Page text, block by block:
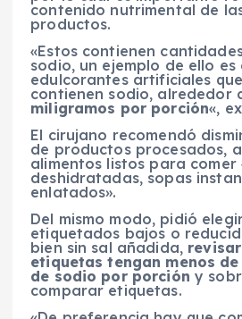
contenido nutrimental de
productos.
«Estos contienen
sodio, un ejemplo de ello
edulcorantes artificiales
contienen sodio, alrededor
miligramos por porción«,
El cirujano recomendó
de productos procesados,
alimentos listos para comer
deshidratadas, sopas
enlatados».
Del mismo modo, pidió
etiquetados bajos o
bien sin sal añadida,
etiquetas tengan menos
de sodio por porción y
comparar etiquetas.